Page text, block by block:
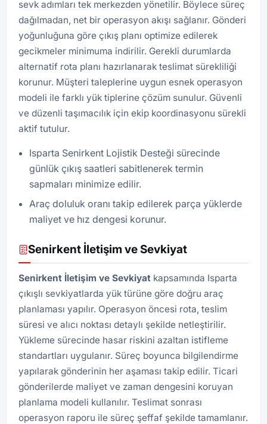
sevk adımları tek merkezden yönetilir. Böylece süreç
dağılmadan, net bir operasyon akışı sağlanır. Gönderi
yoğunluğuna göre çıkış planı optimize edilerek
gecikmeler minimuma indirilir. Gerekli durumlarda
alternatif rota planı hazırlanarak teslimat sürekliliği
korunur. Müşteri taleplerine uygun esnek operasyon
modeli ile farklı yük tiplerine çözüm sunulur. Güvenli
ve düzenli taşımacılık için ekip koordinasyonu sürekli
aktif tutulur.
Isparta Senirkent Lojistik Desteği sürecinde
günlük çıkış saatleri sabitlenerek termin
sapmaları minimize edilir.
Araç doluluk oranı takip edilerek parça yüklerde
maliyet ve hız dengesi korunur.
Senirkent İletişim ve Sevkiyat
Senirkent İletişim ve Sevkiyat kapsamında Isparta
çıkışlı sevkiyatlarda yük türüne göre doğru araç
planlaması yapılır. Operasyon öncesi rota, teslim
süresi ve alıcı noktası detaylı şekilde netleştirilir.
Yükleme sürecinde hasar riskini azaltan istifleme
standartları uygulanır. Süreç boyunca bilgilendirme
yapılarak gönderinin her aşaması takip edilir. Ticari
gönderilerde maliyet ve zaman dengesini koruyan
planlama modeli kullanılır. Teslimat sonrası
operasyon raporu ile süreç şeffaf şekilde tamamlanır.